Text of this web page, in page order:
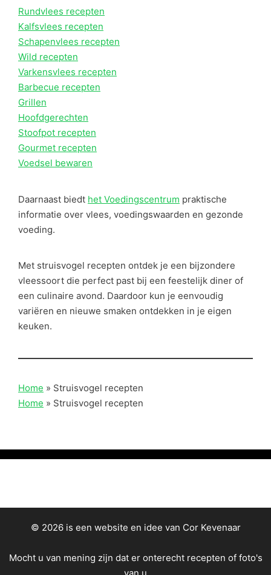
Rundvlees recepten
Kalfsvlees recepten
Schapenvlees recepten
Wild recepten
Varkensvlees recepten
Barbecue recepten
Grillen
Hoofdgerechten
Stoofpot recepten
Gourmet recepten
Voedsel bewaren
Daarnaast biedt het Voedingscentrum praktische
informatie over vlees, voedingswaarden en gezonde
voeding.
Met struisvogel recepten ontdek je een bijzondere
vleessoort die perfect past bij een feestelijk diner of
een culinaire avond. Daardoor kun je eenvoudig
variëren en nieuwe smaken ontdekken in je eigen
keuken.
Home » Struisvogel recepten
Home » Struisvogel recepten
© 2026 is een website en idee van Cor Kevenaar
Mocht u van mening zijn dat er onterecht recepten of foto's